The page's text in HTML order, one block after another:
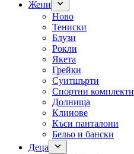
Жени
Ново
Тениски
Блузи
Рокли
Якета
Грейки
Суитшърти
Спортни комплекти
Долнища
Клинове
Къси панталони
Бельо и бански
Деца